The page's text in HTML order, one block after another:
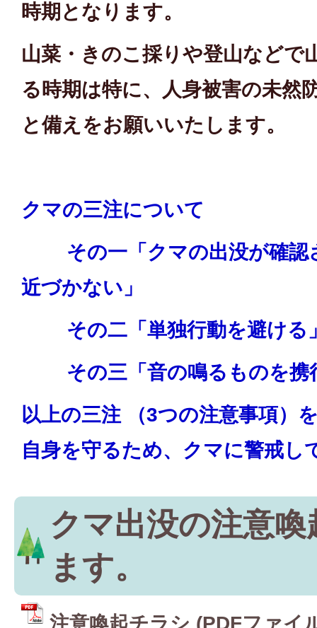
時期となります。
山菜・きのこ採りや登山などで
る時期は特に、人身被害の未然
と備えをお願いいたします。
クマの三注について
その一「クマの出没が確
近づかない」
その二「単独行動を避ける
その三「音の鳴るものを携
以上の三注 （3つの注意事項）
自身を守るため、クマに警戒し
クマ出没の注意
ます。